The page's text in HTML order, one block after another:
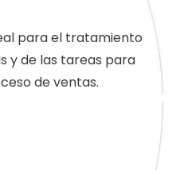
para el tratamiento
y de las tareas para
de ventas.